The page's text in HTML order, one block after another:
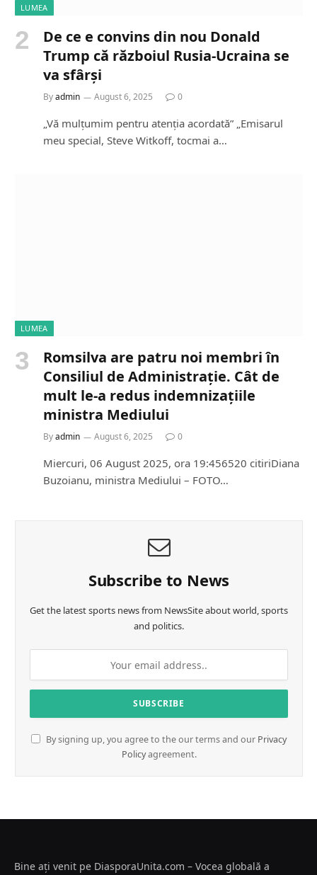
LUMEA
De ce e convins din nou Donald
Trump că războiul Rusia-Ucraina se
va sfârși
Byadmin August 6, 2025 0
„Vă mulțumim pentru atenția acordată” „Emisarul
meu special, Steve Witkoff, tocmai a…
LUMEA
Romsilva are patru noi membri în
Consiliul de Administrație. Cât de
mult le-a redus indemnizațiile
ministra Mediului
Byadmin August 6, 2025 0
Miercuri, 06 August 2025, ora 19:456520 citiriDiana
Buzoianu, ministra Mediului – FOTO…
Subscribe to News
Get the latest sports news from NewsSite about world, sports
and politics.
By signing up, you agree to the our terms and our Privacy
Policyagreement.
Bine ați venit pe DiasporaUnita.com – Vocea globală a